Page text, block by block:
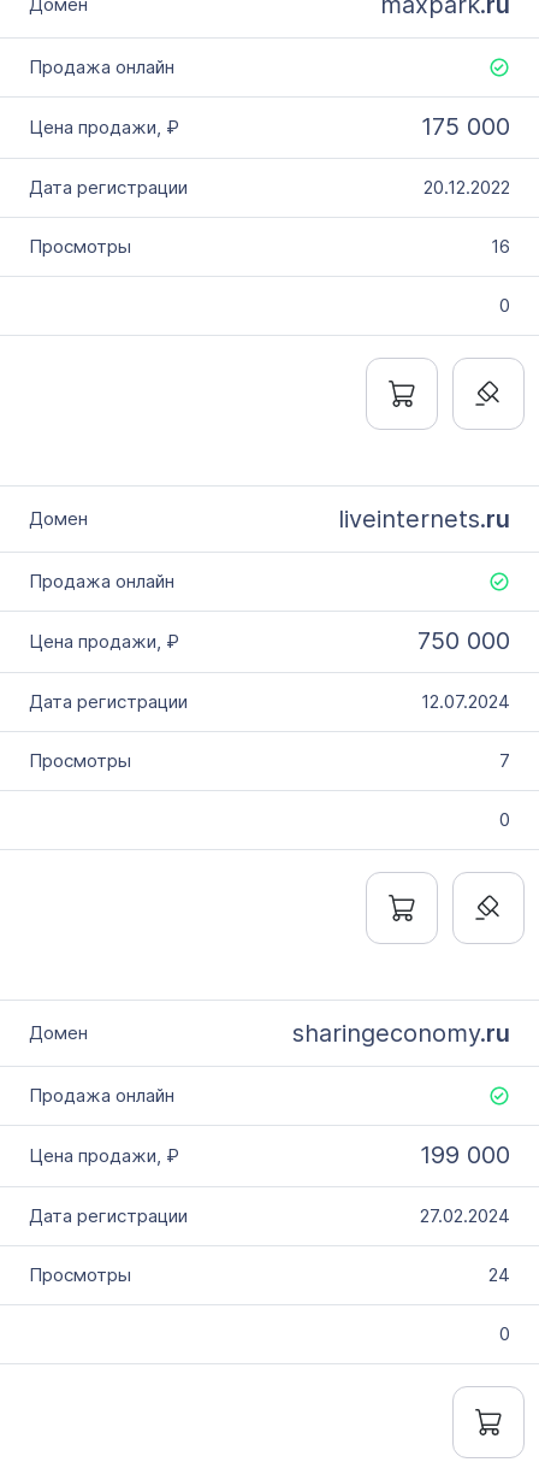
175 000
20.12.2022
16
0
liveinternets.ru
750 000
12.07.2024
7
0
sharingeconomy.ru
199 000
27.02.2024
24
0